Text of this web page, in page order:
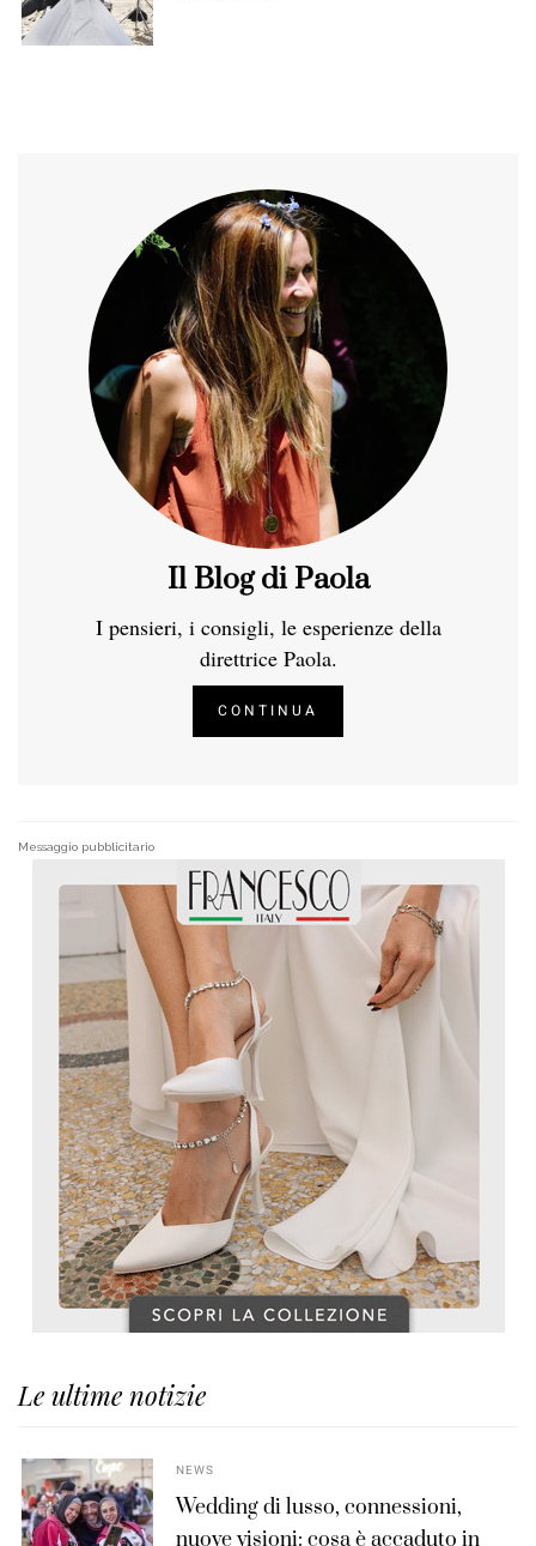
Il Blog di Paola
I pensieri, i consigli, le esperienze della
direttrice Paola.
CONTINUA
Messaggio pubblicitario
Le ultime notizie
NEWS
Wedding di lusso, connessioni,
nuove visioni: cosa è accaduto in